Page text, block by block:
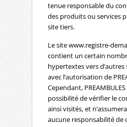
tenue responsable du
des produits ou services
site tiers.
Le site www.registre-
contient un certain
hypertextes vers d’autres
avec l’autorisation de
Cependant, PREAMBULES
possibilité de vérifier le
ainsi visités, et
aucune responsabilité de